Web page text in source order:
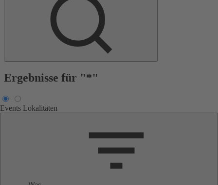
Ergebnisse für "*"
Events Lokalitäten